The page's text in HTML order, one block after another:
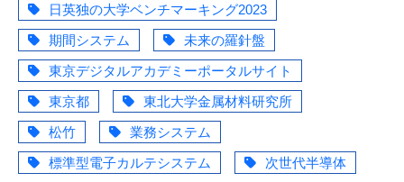
日英独の大学ベンチマーキング2023
期間システム
未来の羅針盤
東京デジタルアカデミーポータルサイト
東京都
東北大学金属材料研究所
松竹
業務システム
標準型電子カルテシステム
次世代半導体